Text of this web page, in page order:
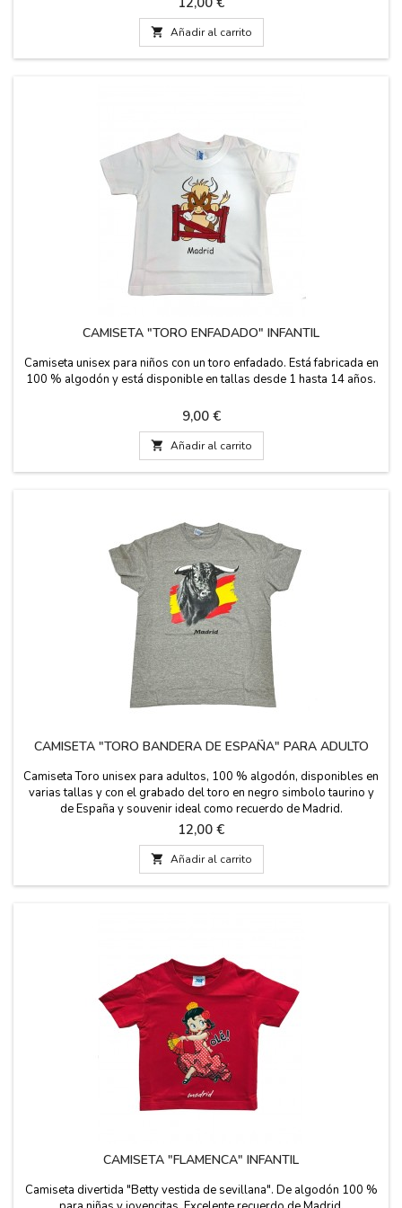
 Añadir al carrito
CAMISETA "TORO ENFADADO" INFANTIL
Camiseta unisex para niños con un toro enfadado. Está fabricada en
100 % algodón y está disponible en tallas desde 1 hasta 14 años.
Precio
9,00 €
 Añadir al carrito
CAMISETA "TORO BANDERA DE ESPAÑA" PARA ADULTO
Camiseta Toro unisex para adultos, 100 % algodón, disponibles en
varias tallas y con el grabado del toro en negro simbolo taurino y
de España y souvenir ideal como recuerdo de Madrid.
Precio
12,00 €
 Añadir al carrito
CAMISETA "FLAMENCA" INFANTIL
Camiseta divertida "Betty vestida de sevillana". De algodón 100 %